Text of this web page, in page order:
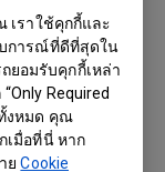
เราใช้คุกกี้และ
การณ์ที่ดีที่สุดใน
ยอมรับคุกกี้เหล่า
Required
ทั้งหมด คุณ
เมื่อที่นี่ หาก
ยCookie